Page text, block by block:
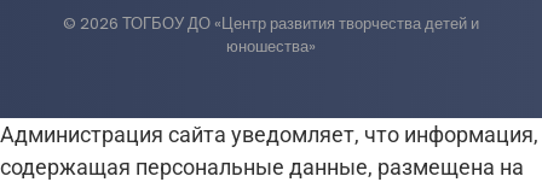
© 2026 ТОГБОУ ДО «Центр развития творчества детей и
юношества»
Администрация сайта уведомляет, что информация,
содержащая персональные данные, размещена на